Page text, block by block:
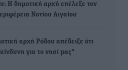
H δημοτική αρχή επέλεξε τον
Νοτίου Αιγαίου
αρχή Ρόδου απέδειξε ότι
για το νησί μας"